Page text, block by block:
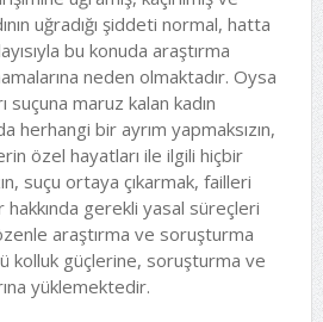
uğradığı şiddeti normal, hatta
bu konuda araştırma
neden olmaktadır. Oysa
suçuna maruz kalan kadın
herhangi bir ayrım yapmaksızın,
özel hayatları ile ilgili hiçbir
suçu ortaya çıkarmak, failleri
gerekli yasal süreçleri
araştırma ve soruşturma
kolluk güçlerine, soruşturma ve
yüklemektedir.